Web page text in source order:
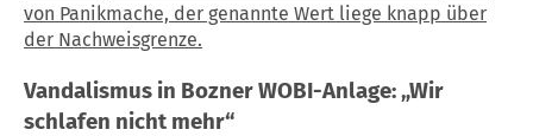
von Panikmache, der genannte Wert liege knapp über
der Nachweisgrenze.
Vandalismus in Bozner WOBI-Anlage: „Wir
schlafen nicht mehr“